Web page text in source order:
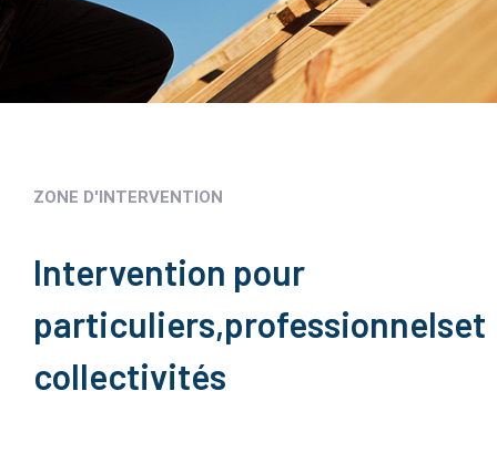
ZONE D'INTERVENTION
Intervention pour
particuliers,professionnelset
collectivités